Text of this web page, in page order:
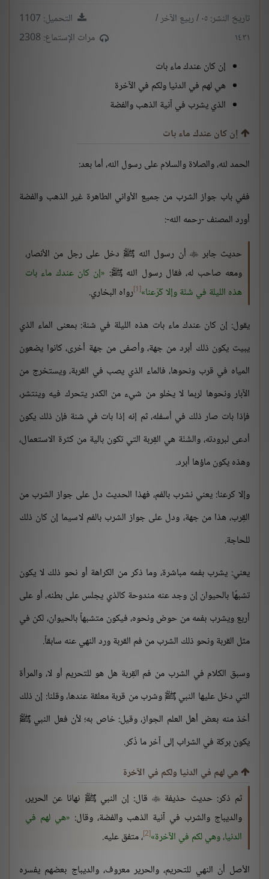
تاريخ النشر: ٠٥ / ربيع الآخر /
١٤٣١
التحميل: 1107
مرات الإستماع: 2308
إن كان عندك ماء بات
هي لهم في الدنيا ولكم في الآخرة
الذي يشرب في آنية الذهب والفضة
إن كان عندك ماء بات
الحمد لله، والصلاة والسلام على رسول الله، أما بعد:
ففي باب جواز الشرب من جميع الأواني الطاهرة غير الذهب والفضة
أورد المصنف -رحمه الله-:
حديث جابر أن رسول الله ﷺ دخل على رجل من الأنصار،
ومعه صاحب له، فقال رسول الله ﷺ: إن كان عندك ماء بات
هذه الليلة في شَنّة وإلا كَرَعنا [1] رواه البخاري.
يقول: إن كان عندك ماء بات هذه الليلة في شنة: بمعنى الماء الذي
يبيت يكون ذلك أبرد من جهة، وأصفى من جهة أخرى، كانوا يضعون
المياه في قرب ونحوها، فالماء الذي يصب في القربة، ويستخرج من
الآبار ونحوها لربما لا يخلو من شيء من الكدر يتحرك فيه وينتشر،
فإذا بات صار ذلك في أسفله، ثم إنه إذا بات في شنة فإن ذلك يكون
أدعى لبرودته، والشَنّة هي القِربة التي تكون بالية من كثرة الاستعمال،
وهذه يكون ماؤها أبرد.
وإلا كرعنا: يعني نشرب بالفم، فهذا الحديث دل على جواز الشرب من
القِرب، هذا من جهة، ودل على جواز الشرب بالفم لاسيما إن كان ذلك
للحاجة.
يعني: يشرب بفمه مباشرة، وما ذكر من الكراهة أو نحو ذلك لا يكون
تشبهًا بالحيوان إن وجد عنه مندوحة كالذي يجلس على بطنه، أو على
أربع ويشرب بفمه من حوض ونحوه، فيكون متشبهاً بالحيوان، لكن في
مثل القربة ونحو ذلك الشرب من فم القربة ورد النهي عنه سابقاً.
وسبق الكلام في الشرب من فم القِربة هل هو للتحريم أو لا، والمرأة
التي دخل عليها النبي ﷺ وشرب من قربة معلقة عندها، وقلنا: إن ذلك
أخذ منه بعض أهل العلم الجواز، وقيل: خاص به؛ لأن فعل النبي ﷺ
يكون بركة في الشراب إلى آخر ما ذُكر.
هي لهم في الدنيا ولكم في الآخرة
ثم ذكر: حديث حذيفة قال: إن النبي ﷺ نهانا عن الحرير،
والديباج والشرب في آنية الذهب والفضة، وقال: هي لهم في
الدنيا، وهي لكم في الآخرة [2] ، متفق عليه.
الأصل أن النهي للتحريم، والحرير معروف، والديباج بعضهم يفسره